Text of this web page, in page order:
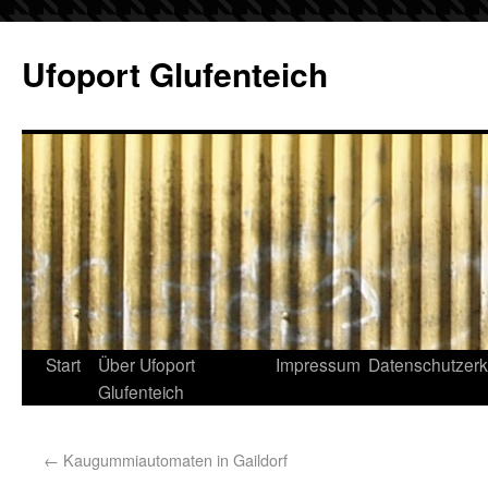
Ufoport Glufenteich
Start
Über Ufoport
Glufenteich
Impressum
← Kaugummiautomaten in Gaildorf